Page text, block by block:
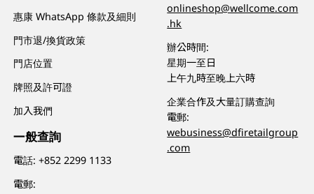
惠康 WhatsApp 條款及細則
門市退/換貨政策
門店位置
牌照及許可證
加入我們
一般查詢
電話:+852 2299 1133
電郵:
onlineshop@wellcome.com
.hk
辦公時間:
星期一至日
上午九時至晚上六時
企業合作及大量訂購查詢
電郵:
webusiness@dfiretailgroup
.com